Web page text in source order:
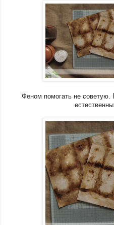
Феном помогать не советую.